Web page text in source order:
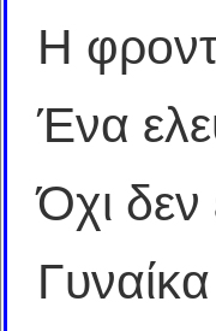
Η
Ένα
Όχι δεν